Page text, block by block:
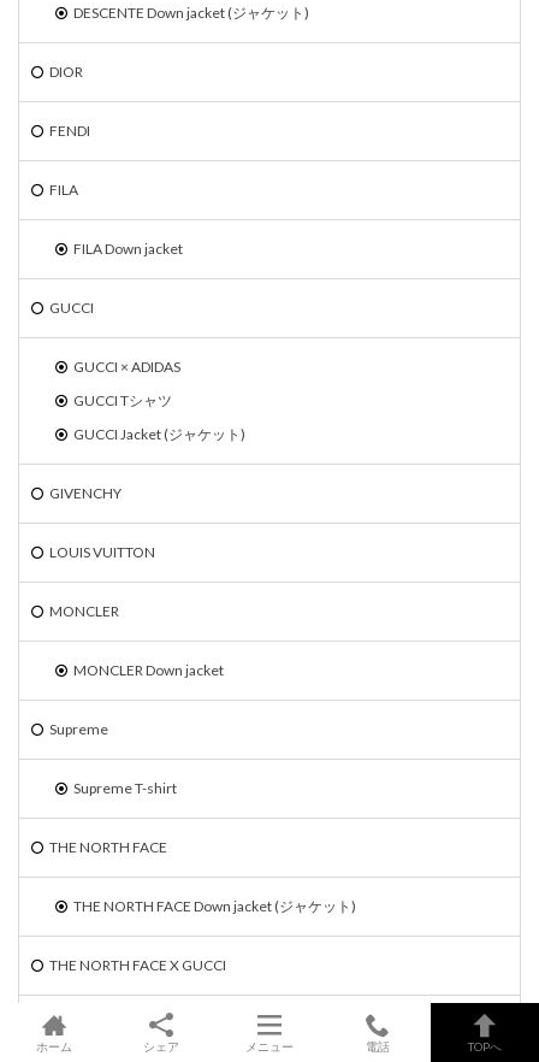
DESCENTE Down jacket (ジャケット)
DIOR
FENDI
FILA
FILA Down jacket
GUCCI
GUCCI × ADIDAS
GUCCI Tシャツ
GUCCI Jacket (ジャケット)
GIVENCHY
LOUIS VUITTON
MONCLER
MONCLER Down jacket
Supreme
Supreme T-shirt
THE NORTH FACE
THE NORTH FACE Down jacket (ジャケット)
THE NORTH FACE X GUCCI
THE NORTH FACE X GUCCI スウェットパンツ
ホーム シェア メニュー 電話 TOPへ